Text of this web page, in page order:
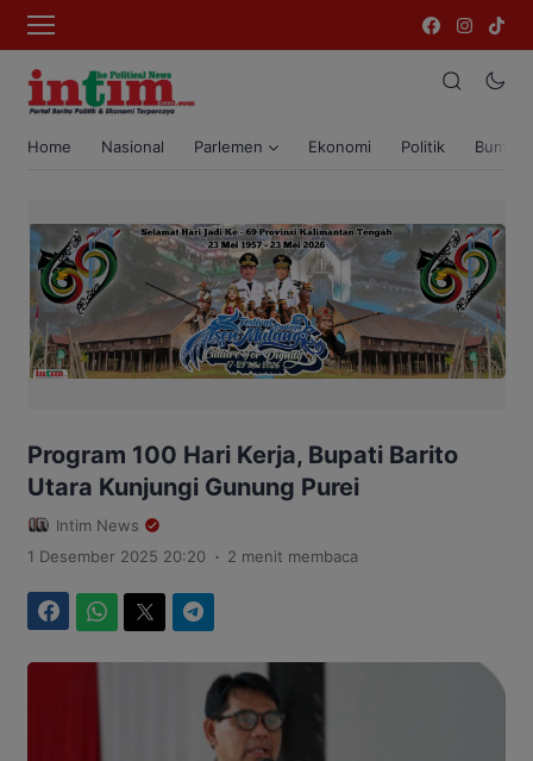
Home Nasional Parlemen Ekonomi Politik Bumi
Program 100 Hari Kerja, Bupati Barito
Utara Kunjungi Gunung Purei
Intim News
1 Desember 2025 20:20 . 2 menit membaca